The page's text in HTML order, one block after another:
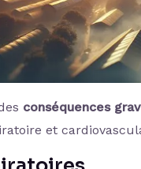
conséquences
et